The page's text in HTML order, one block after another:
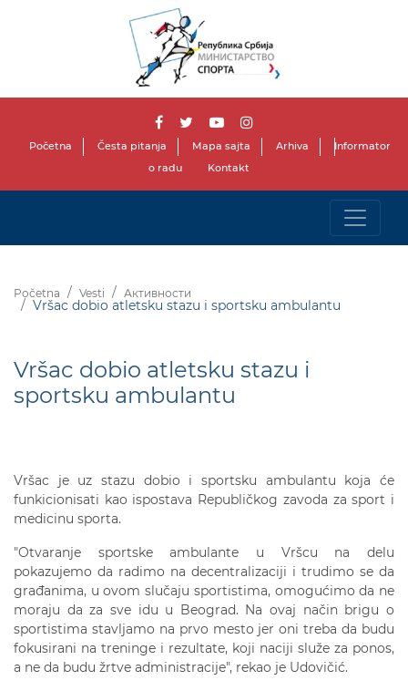
Početna Česta pitanja Mapa sajta Arhiva
Informator
o radu
Kontakt
Početna Vesti Активности
Vršac dobio atletsku stazu i sportsku ambulantu
Vršac dobio atletsku stazu i
sportsku ambulantu
Vršac je uz stazu dobio i sportsku ambulantu koja će
funkicionisati kao ispostava Republičkog zavoda za sport i
medicinu sporta.
"Otvaranje sportske ambulante u Vršcu na delu
pokazujemo da radimo na decentralizaciji i trudimo se da
građanima, u ovom slučaju sportistima, omogućimo da ne
moraju da za sve idu u Beograd. Na ovaj način brigu o
sportistima stavljamo na prvo mesto jer oni treba da budu
fokusirani na treninge i rezultate, koji naciji služe za ponos,
a ne da budu žrtve administracije", rekao je Udovičić.